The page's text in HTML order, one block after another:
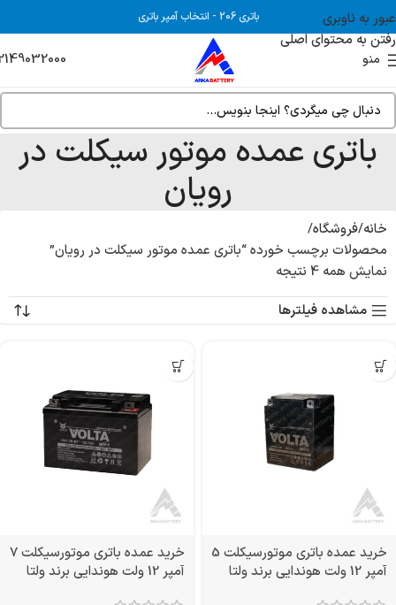
عبور به ناوبری
رفتن به محتوای اصلی
باتری 206 - انتخاب آمپر باتری
منو
باتری عمده موتور سیکلت در
رویان
خانه فروشگاه
محصولات برچسب خورده “باتری عمده موتور سیکلت در رویان”
نمایش همه 4 نتیجه
مشاهده فیلترها
خرید عمده باتری موتورسیکلت 5
آمپر 12 ولت هوندایی برند ولتا
خرید عمده باتری موتورسیکلت 7
آمپر 12 ولت هوندایی برند ولتا